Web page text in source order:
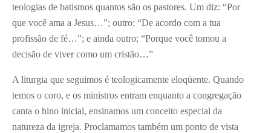
teologias de batismos quantos são os pastores. Um diz: “Por
que você ama a Jesus…”; outro: “De acordo com a tua
profissão de fé…”; e ainda outro; “Porque você tomou a
decisão de viver como um cristão…”
A liturgia que seguimos é teologicamente eloqüente. Quando
temos o coro, e os ministros entram enquanto a congregação
canta o hino inicial, ensinamos um conceito especial da
natureza da igreja. Proclamamos também um ponto de vista